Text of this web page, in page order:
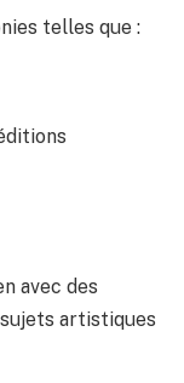
telles que :
avec des
artistiques